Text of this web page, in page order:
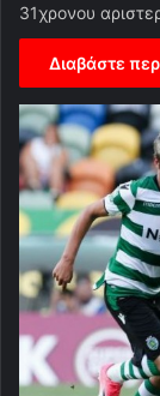
31χρονου
Διαβάστε